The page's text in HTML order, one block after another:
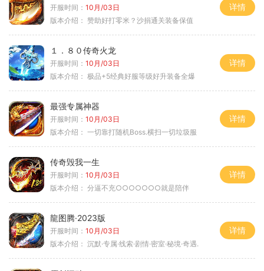
开服时间： 10月/03日
版本介绍： 赞助好打零米？沙捐通关装备保值
详情
１．８０传奇火龙
开服时间： 10月/03日
版本介绍： 极品+5经典好服等级好升装备全爆
详情
最强专属神器
开服时间： 10月/03日
版本介绍： 一切靠打随机Boss.横扫一切垃圾服
详情
传奇毁我一生
开服时间： 10月/03日
版本介绍： 分逼不充○○○○○○○就是陪伴
详情
龍图腾·2023版
开服时间： 10月/03日
版本介绍： 沉默·专属·线索·剧情·密室·秘境·奇遇.
详情